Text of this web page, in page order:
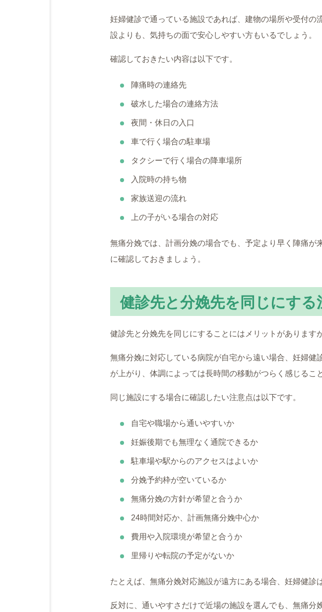
妊婦健診で通っている施設であれば、建物の場所や受付
設よりも、気持ちの面で安心しやすい方もいるでしょう。
確認しておきたい内容は以下です。
陣痛時の連絡先
破水した場合の連絡方法
夜間・休日の入口
車で行く場合の駐車場
タクシーで行く場合の降車場所
入院時の持ち物
家族送迎の流れ
上の子がいる場合の対応
無痛分娩では、計画分娩の場合でも、予定より早く陣痛
に確認しておきましょう。
健診先と分娩先を同じにする
健診先と分娩先を同じにすることにはメリットがあります
無痛分娩に対応している病院が自宅から遠い場合、妊婦
が上がり、体調によっては長時間の移動がつらく感じるこ
同じ施設にする場合に確認したい注意点は以下です。
自宅や職場から通いやすいか
妊娠後期でも無理なく通院できるか
駐車場や駅からのアクセスはよいか
分娩予約枠が空いているか
無痛分娩の方針が希望と合うか
24時間対応か、計画無痛分娩中心か
費用や入院環境が希望と合うか
里帰りや転院の予定がないか
たとえば、無痛分娩対応施設が遠方にある場合、妊婦健診
反対に、通いやすさだけで近場の施設を選んでも、無痛分